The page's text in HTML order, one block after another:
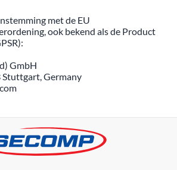
met de EU
ook bekend als de Product
GmbH
Germany